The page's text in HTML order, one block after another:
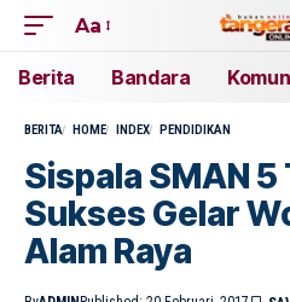
Aa
Berita Bandara
BERITA HOME INDEX PENDIDIKAN
Sispala SMAN 5
Sukses Gelar
Alam Raya